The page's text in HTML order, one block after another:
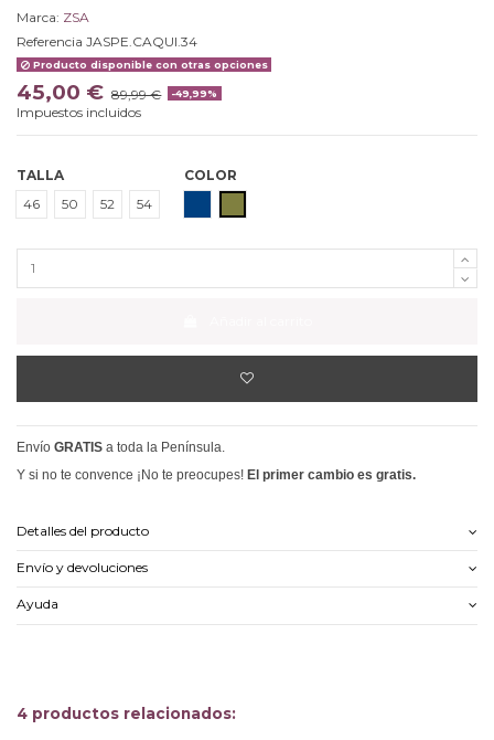
Marca: ZSA
Referencia JASPE.CAQUI.34
Producto disponible con otras opciones
45,00 € 89,99 € -49,99%
Impuestos incluidos
TALLA
46
50 52 54
COLOR
Envío GRATIS a toda la Península.
Y si no te convence ¡No te preocupes! El primer cambio es gratis.
Detalles del producto
Envío y devoluciones
Ayuda
4 productos relacionados: